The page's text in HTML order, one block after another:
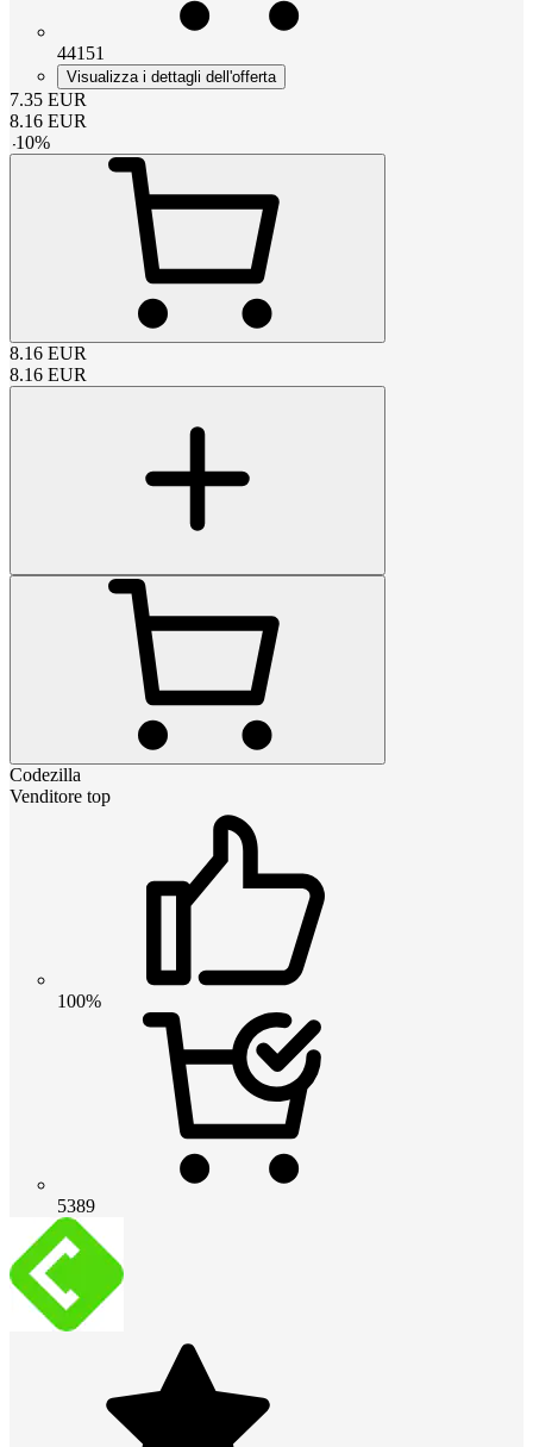
44151
Visualizza i dettagli dell'offerta
7.35 EUR
8.16 EUR
-10%
8.16 EUR
8.16 EUR
Codezilla
Venditore top
100%
5389